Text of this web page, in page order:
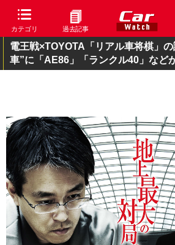
カテゴリ 過去記事
電王戦×TOYOTA「リアル車将棋」
車”に「AE86」「ランクル40」など